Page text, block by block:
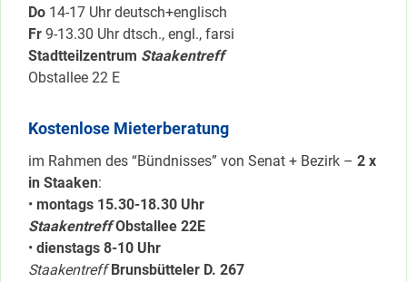
Do 14-17 Uhr deutsch+englisch
Fr 9-13.30 Uhr dtsch., engl., farsi
Stadtteilzentrum Staakentreff
Obstallee 22 E
Kostenlose Mieterberatung
im Rahmen des “Bündnisses” von Senat + Bezirk – 2 x
in Staaken:
• montags 15.30-18.30 Uhr
Staakentreff Obstallee 22E
• dienstags 8-10 Uhr
Staakentreff Brunsbütteler D. 267